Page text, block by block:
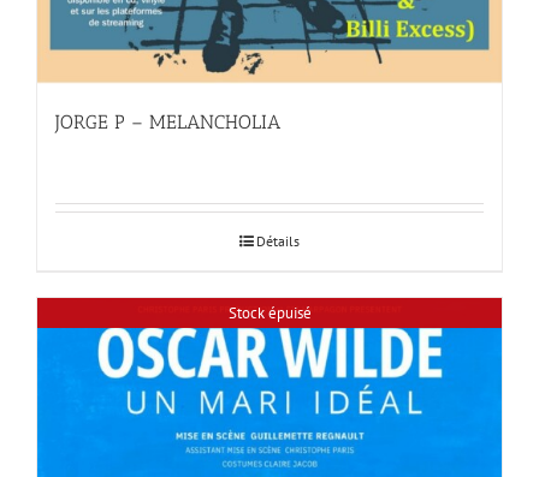
JORGE P – MELANCHOLIA
Détails
Stock épuisé